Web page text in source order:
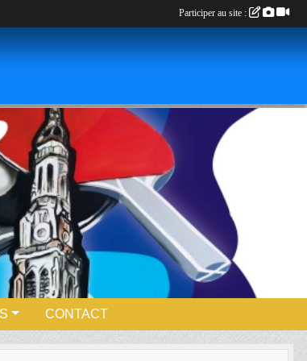
CONTACT
Participer au site :